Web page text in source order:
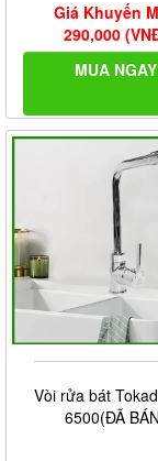
Giá Khuyến
290,000
MUA NGAY
Vòi rửa bát
6500(ĐÃ